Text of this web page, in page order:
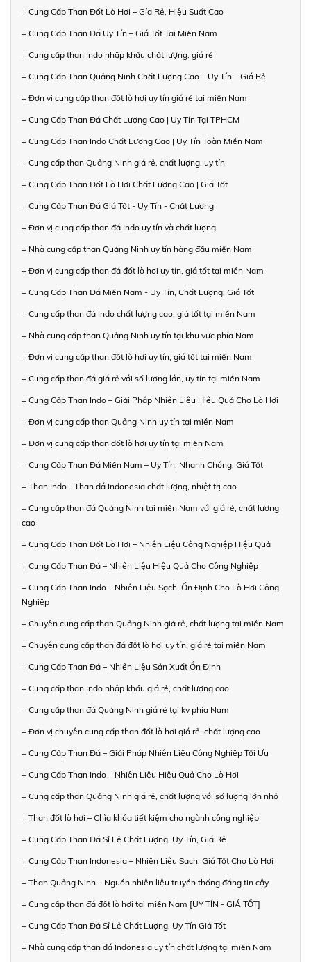
+ Cung Cấp Than Đốt Lò Hơi – Gía Rẻ, Hiệu Suất Cao
+ Cung Cấp Than Đá Uy Tín – Giá Tốt Tại Miền Nam
+ Cung cấp than Indo nhập khẩu chất lượng, giá rẻ
+ Cung Cấp Than Quảng Ninh Chất Lượng Cao – Uy Tín – Giá Rẻ
+ Đơn vị cung cấp than đốt lò hơi uy tín giá rẻ tại miền Nam
+ Cung Cấp Than Đá Chất Lượng Cao | Uy Tín Tại TPHCM
+ Cung Cấp Than Indo Chất Lượng Cao | Uy Tín Toàn Miền Nam
+ Cung cấp than Quảng Ninh giá rẻ, chất lượng, uy tín
+ Cung Cấp Than Đốt Lò Hơi Chất Lượng Cao | Giá Tốt
+ Cung Cấp Than Đá Giá Tốt - Uy Tín - Chất Lượng
+ Đơn vị cung cấp than đá Indo uy tín và chất lượng
+ Nhà cung cấp than Quảng Ninh uy tín hàng đầu miền Nam
+ Đơn vị cung cấp than đá đốt lò hơi uy tín, giá tốt tại miền Nam
+ Cung Cấp Than Đá Miền Nam - Uy Tín, Chất Lượng, Giá Tốt
+ Cung cấp than đá Indo chất lượng cao, giá tốt tại miền Nam
+ Nhà cung cấp than Quảng Ninh uy tín tại khu vực phía Nam
+ Đơn vị cung cấp than đốt lò hơi uy tín, giá tốt tại miền Nam
+ Cung cấp than đá giá rẻ với số lượng lớn, uy tín tại miền Nam
+ Cung Cấp Than Indo – Giải Pháp Nhiên Liệu Hiệu Quả Cho Lò Hơi
+ Đơn vị cung cấp than Quảng Ninh uy tín tại miền Nam
+ Đơn vị cung cấp than đốt lò hơi uy tín tại miền Nam
+ Cung Cấp Than Đá Miền Nam – Uy Tín, Nhanh Chóng, Giá Tốt
+ Than Indo - Than đá Indonesia chất lượng, nhiệt trị cao
+ Cung cấp than đá Quảng Ninh tại miền Nam với giá rẻ, chất lượng
cao
+ Cung Cấp Than Đốt Lò Hơi – Nhiên Liệu Công Nghiệp Hiệu Quả
+ Cung Cấp Than Đá – Nhiên Liệu Hiệu Quả Cho Công Nghiệp
+ Cung Cấp Than Indo – Nhiên Liệu Sạch, Ổn Định Cho Lò Hơi Công
Nghiệp
+ Chuyên cung cấp than Quảng Ninh giá rẻ, chất lượng tại miền Nam
+ Chuyên cung cấp than đá đốt lò hơi uy tín, giá rẻ tại miền Nam
+ Cung Cấp Than Đá – Nhiên Liệu Sản Xuất Ổn Định
+ Cung cấp than Indo nhập khẩu giá rẻ, chất lượng cao
+ Cung cấp than đá Quảng Ninh giá rẻ tại kv phía Nam
+ Đơn vị chuyên cung cấp than đốt lò hơi giá rẻ, chất lượng cao
+ Cung Cấp Than Đá – Giải Pháp Nhiên Liệu Công Nghiệp Tối Ưu
+ Cung Cấp Than Indo – Nhiên Liệu Hiệu Quả Cho Lò Hơi
+ Cung cấp than Quảng Ninh giá rẻ, chất lượng với số lượng lớn nhỏ
+ Than đốt lò hơi – Chìa khóa tiết kiệm cho ngành công nghiệp
+ Cung Cấp Than Đá Sỉ Lẻ Chất Lượng, Uy Tín, Giá Rẻ
+ Cung Cấp Than Indonesia – Nhiên Liệu Sạch, Giá Tốt Cho Lò Hơi
+ Than Quảng Ninh – Nguồn nhiên liệu truyền thống đáng tin cậy
+ Cung cấp than đá đốt lò hơi tại miền Nam [UY TÍN - GIÁ TỐT]
+ Cung Cấp Than Đá Sỉ Lẻ Chất Lượng, Uy Tín Giá Tốt
+ Nhà cung cấp than đá Indonesia uy tín chất lượng tại miền Nam